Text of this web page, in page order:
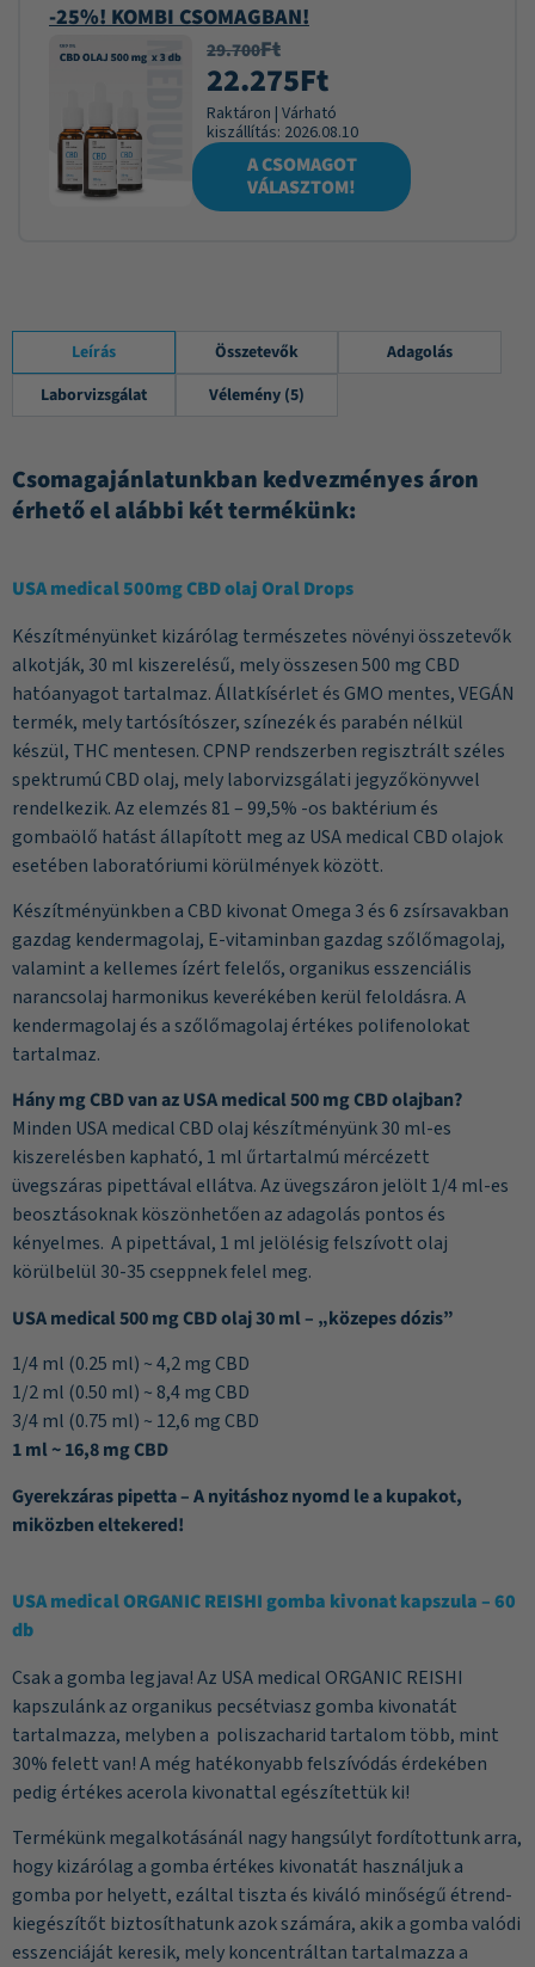
-25%! KOMBI CSOMAGBAN!
29.700Ft
22.275Ft
Raktáron | Várható
kiszállítás: 2026.08.10
A CSOMAGOT
VÁLASZTOM!
Leírás Összetevők
Adagolás
Laborvizsgálat
Vélemény (5)
Csomagajánlatunkban kedvezményes áron
érhető el alábbi két termékünk:
USA medical 500mg CBD olaj Oral Drops
Készítményünket kizárólag természetes növényi összetevők
alkotják, 30 ml kiszerelésű, mely összesen 500 mg CBD
hatóanyagot tartalmaz. Állatkísérlet és GMO mentes, VEGÁN
termék, mely tartósítószer, színezék és parabén nélkül
készül, THC mentesen. CPNP rendszerben regisztrált széles
spektrumú CBD olaj, mely laborvizsgálati jegyzőkönyvvel
rendelkezik. Az elemzés 81 – 99,5% -os baktérium és
gombaölő hatást állapított meg az USA medical CBD olajok
esetében laboratóriumi körülmények között.
Készítményünkben a CBD kivonat Omega 3 és 6 zsírsavakban
gazdag kendermagolaj, E-vitaminban gazdag szőlőmagolaj,
valamint a kellemes ízért felelős, organikus esszenciális
narancsolaj harmonikus keverékében kerül feloldásra. A
kendermagolaj és a szőlőmagolaj értékes polifenolokat
tartalmaz.
Hány mg CBD van az USA medical 500 mg CBD olajban?
Minden USA medical CBD olaj készítményünk 30 ml-es
kiszerelésben kapható, 1 ml űrtartalmú mércézett
üvegszáras pipettával ellátva. Az üvegszáron jelölt 1/4 ml-es
beosztásoknak köszönhetően az adagolás pontos és
kényelmes. A pipettával, 1 ml jelölésig felszívott olaj
körülbelül 30-35 cseppnek felel meg.
USA medical 500 mg CBD olaj 30 ml – „közepes dózis”
1/4 ml (0.25 ml) ~ 4,2 mg CBD
1/2 ml (0.50 ml) ~ 8,4 mg CBD
3/4 ml (0.75 ml) ~ 12,6 mg CBD
1 ml ~ 16,8 mg CBD
Gyerekzáras pipetta – A nyitáshoz nyomd le a kupakot,
miközben eltekered!
USA medical ORGANIC REISHI gomba kivonat kapszula – 60
db
Csak a gomba legjava! Az USA medical ORGANIC REISHI
kapszulánk az organikus pecsétviasz gomba kivonatát
tartalmazza, melyben a poliszacharid tartalom több, mint
30% felett van! A még hatékonyabb felszívódás érdekében
pedig értékes acerola kivonattal egészítettük ki!
Termékünk megalkotásánál nagy hangsúlyt fordítottunk arra,
hogy kizárólag a gomba értékes kivonatát használjuk a
gomba por helyett, ezáltal tiszta és kiváló minőségű étrend-
kiegészítőt biztosíthatunk azok számára, akik a gomba valódi
esszenciáját keresik, mely koncentráltan tartalmazza a